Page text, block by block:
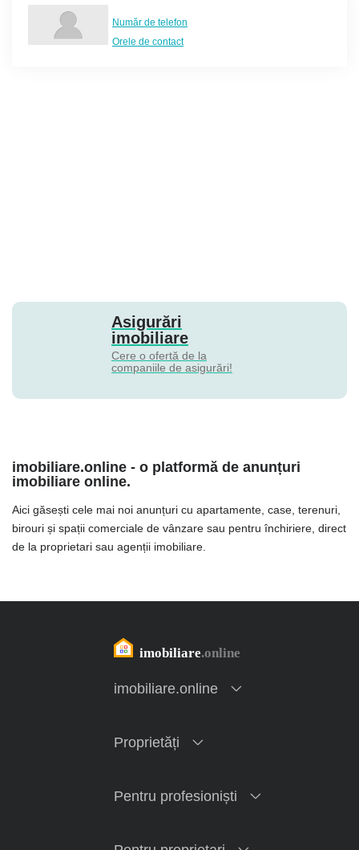
Număr de telefon
Orele de contact
Asigurări
imobiliare
Cere o ofertă de la
companiile de asigurări!
imobiliare.online - o platformă de anunțuri
imobiliare online.
Aici găsești cele mai noi anunțuri cu apartamente, case, terenuri,
birouri și spații comerciale de vânzare sau pentru închiriere, direct
de la proprietari sau agenții imobiliare.
imobiliare.online
Proprietăți
Pentru profesioniști